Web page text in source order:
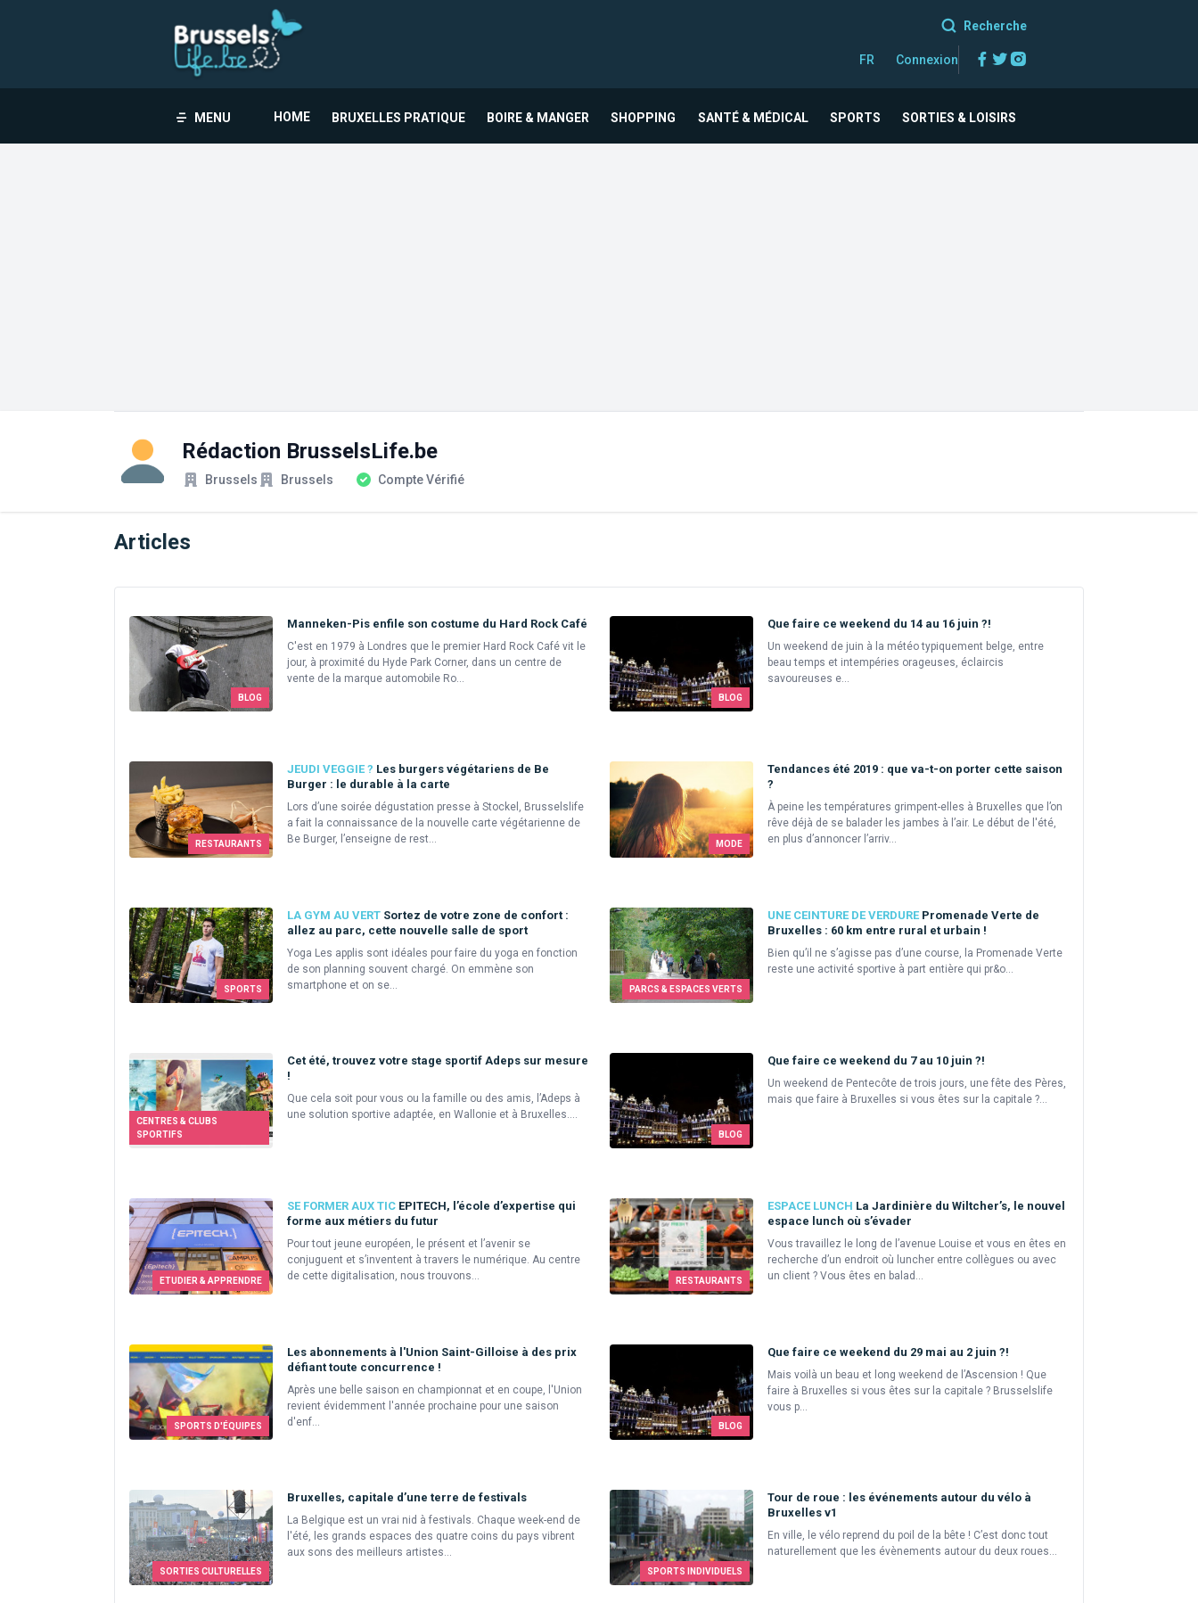
Recherche
FR Connexion Facebook
Twitter
MENU HOME BRUXELLES PRATIQUE BOIRE & MANGER SHOPPING SANTÉ & MÉDICAL SPORTS SORTIES & LOISIRS
Rédaction BrusselsLife.be
Société
Brussels Brussels
Statut du compte Compte Vérifié
Articles
BLOG
Manneken-Pis enfile son costume du Hard Rock Café
C'est en 1979 à Londres que le premier Hard Rock Café vit le
jour, à proximité du Hyde Park Corner, dans un centre de
vente de la marque automobile Ro...
BLOG
Que faire ce weekend du 14 au 16 juin ?!
Un weekend de juin à la météo typiquement belge, entre
beau temps et intempéries orageuses, éclaircis
savoureuses e...
RESTAURANTS
JEUDI VEGGIE ? Les burgers végétariens de Be
Burger : le durable à la carte
Lors d’une soirée dégustation presse à Stockel, Brusselslife
a fait la connaissance de la nouvelle carte végétarienne de
Be Burger, l’enseigne de rest...
MODE
Tendances été 2019 : que va-t-on porter cette saison
?
À peine les températures grimpent-elles à Bruxelles que l’on
rêve déjà de se balader les jambes à l’air. Le début de l'été,
en plus d’annoncer l’arriv...
SPORTS
LA GYM AU VERT Sortez de votre zone de confort :
allez au parc, cette nouvelle salle de sport
Yoga Les applis sont idéales pour faire du yoga en fonction
de son planning souvent chargé. On emmène son
smartphone et on se...
PARCS & ESPACES VERTS
UNE CEINTURE DE VERDURE Promenade Verte de
Bruxelles : 60 km entre rural et urbain !
Bien qu’il ne s’agisse pas d’une course, la Promenade Verte
reste une activité sportive à part entière qui pr&o...
CENTRES & CLUBS
SPORTIFS
Cet été, trouvez votre stage sportif Adeps sur mesure
!
Que cela soit pour vous ou la famille ou des amis, l’Adeps à
une solution sportive adaptée, en Wallonie et à Bruxelles....
BLOG
Que faire ce weekend du 7 au 10 juin ?!
Un weekend de Pentecôte de trois jours, une fête des Pères,
mais que faire à Bruxelles si vous êtes sur la capitale ?...
ETUDIER & APPRENDRE
SE FORMER AUX TIC EPITECH, l’école d’expertise qui
forme aux métiers du futur
Pour tout jeune européen, le présent et l’avenir se
conjuguent et s’inventent à travers le numérique. Au centre
de cette digitalisation, nous trouvons...
RESTAURANTS
ESPACE LUNCH La Jardinière du Wiltcher’s, le nouvel
espace lunch où s’évader
Vous travaillez le long de l’avenue Louise et vous en êtes en
recherche d’un endroit où luncher entre collègues ou avec
un client ? Vous êtes en balad...
SPORTS D'ÉQUIPES
Les abonnements à l'Union Saint-Gilloise à des prix
défiant toute concurrence !
Après une belle saison en championnat et en coupe, l'Union
revient évidemment l'année prochaine pour une saison
d'enf...
BLOG
Que faire ce weekend du 29 mai au 2 juin ?!
Mais voilà un beau et long weekend de l’Ascension ! Que
faire à Bruxelles si vous êtes sur la capitale ? Brusselslife
vous p...
SORTIES CULTURELLES
Bruxelles, capitale d’une terre de festivals
La Belgique est un vrai nid à festivals. Chaque week-end de
l'été, les grands espaces des quatre coins du pays vibrent
aux sons des meilleurs artistes...
SPORTS INDIVIDUELS
Tour de roue : les événements autour du vélo à
Bruxelles v1
En ville, le vélo reprend du poil de la bête ! C’est donc tout
naturellement que les évènements autour du deux roues...